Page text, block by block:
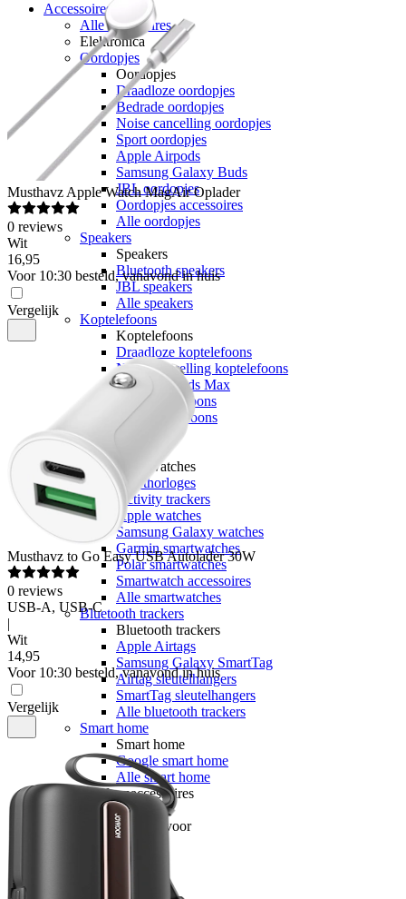
Accessoires
Alle accessoires
Elektronica
Oordopjes
Oordopjes
Draadloze oordopjes
Bedrade oordopjes
Noise cancelling oordopjes
Sport oordopjes
Apple Airpods
Samsung Galaxy Buds
JBL oordopjes
Oordopjes accessoires
Alle oordopjes
Speakers
Speakers
Bluetooth speakers
JBL speakers
Alle speakers
Koptelefoons
Koptelefoons
Draadloze koptelefoons
Noise cancelling koptelefoons
Apple Airpods Max
JBL koptelefoons
Alle koptelefoons
Alle audio
Smartwatches
Smartwatches
Sporthorloges
Activity trackers
Apple watches
Samsung Galaxy watches
Garmin smartwatches
Polar smartwatches
Smartwatch accessoires
Alle smartwatches
Bluetooth trackers
Bluetooth trackers
Apple Airtags
Samsung Galaxy SmartTag
Airtag sleutelhangers
SmartTag sleutelhangers
Alle bluetooth trackers
Smart home
Smart home
Google smart home
Alle smart home
Telefoonaccessoires
Hoesjes
Hoesjes voor
Apple
Musthavz Apple Watch MagAir Oplader
0 reviews
Wit
16,95
Voor 10:30 besteld, vanavond in huis
Vergelijk
Musthavz to Go Easy USB Autolader 30W
0 reviews
USB-A, USB-C
|
Wit
14,95
Voor 10:30 besteld, vanavond in huis
Vergelijk